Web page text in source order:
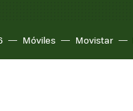
Móviles Movistar